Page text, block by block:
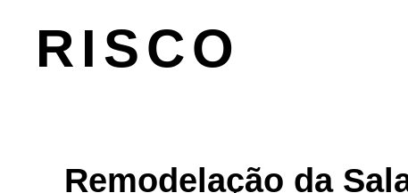
RISCO
Remodelação da